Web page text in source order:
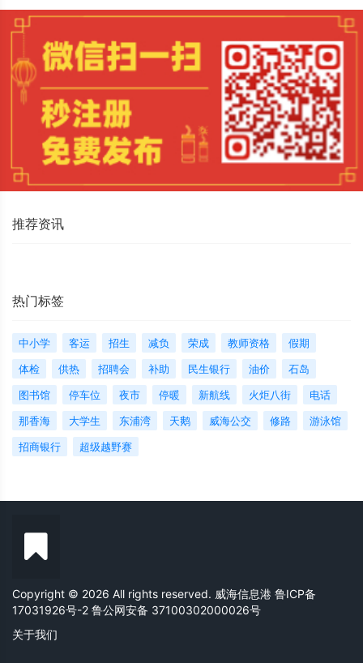
推荐资讯
热门标签
中小学 客运 招生 减负 荣成 教师资格
假期
体检
供热 招聘会 补助 民生银行 油价
石岛
图书馆
停车位 夜市 停暖 新航线 火炬八街
电话
那香海
大学生 东浦湾 天鹅 威海公交 修路
游泳馆
招商银行
超级越野赛
Copyright © 2026 All rights reserved. 威海信息港 鲁ICP备
17031926号-2 鲁公网安备 37100302000026号
关于我们